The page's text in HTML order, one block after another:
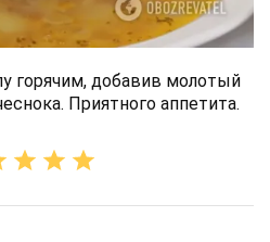
горячим, добавив молотый
Приятного аппетита.